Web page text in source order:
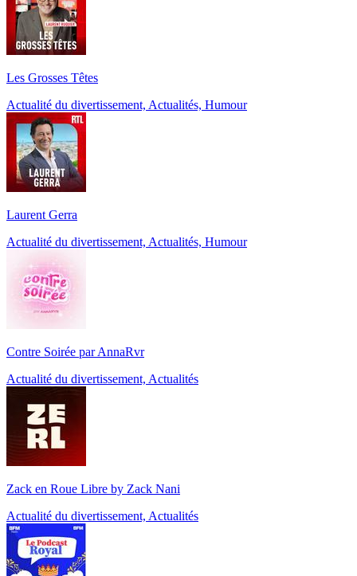
Les Grosses Têtes
Actualité du divertissement, Actualités, Humour
Laurent Gerra
Actualité du divertissement, Actualités, Humour
Contre Soirée par AnnaRvr
Actualité du divertissement, Actualités
Zack en Roue Libre by Zack Nani
Actualité du divertissement, Actualités